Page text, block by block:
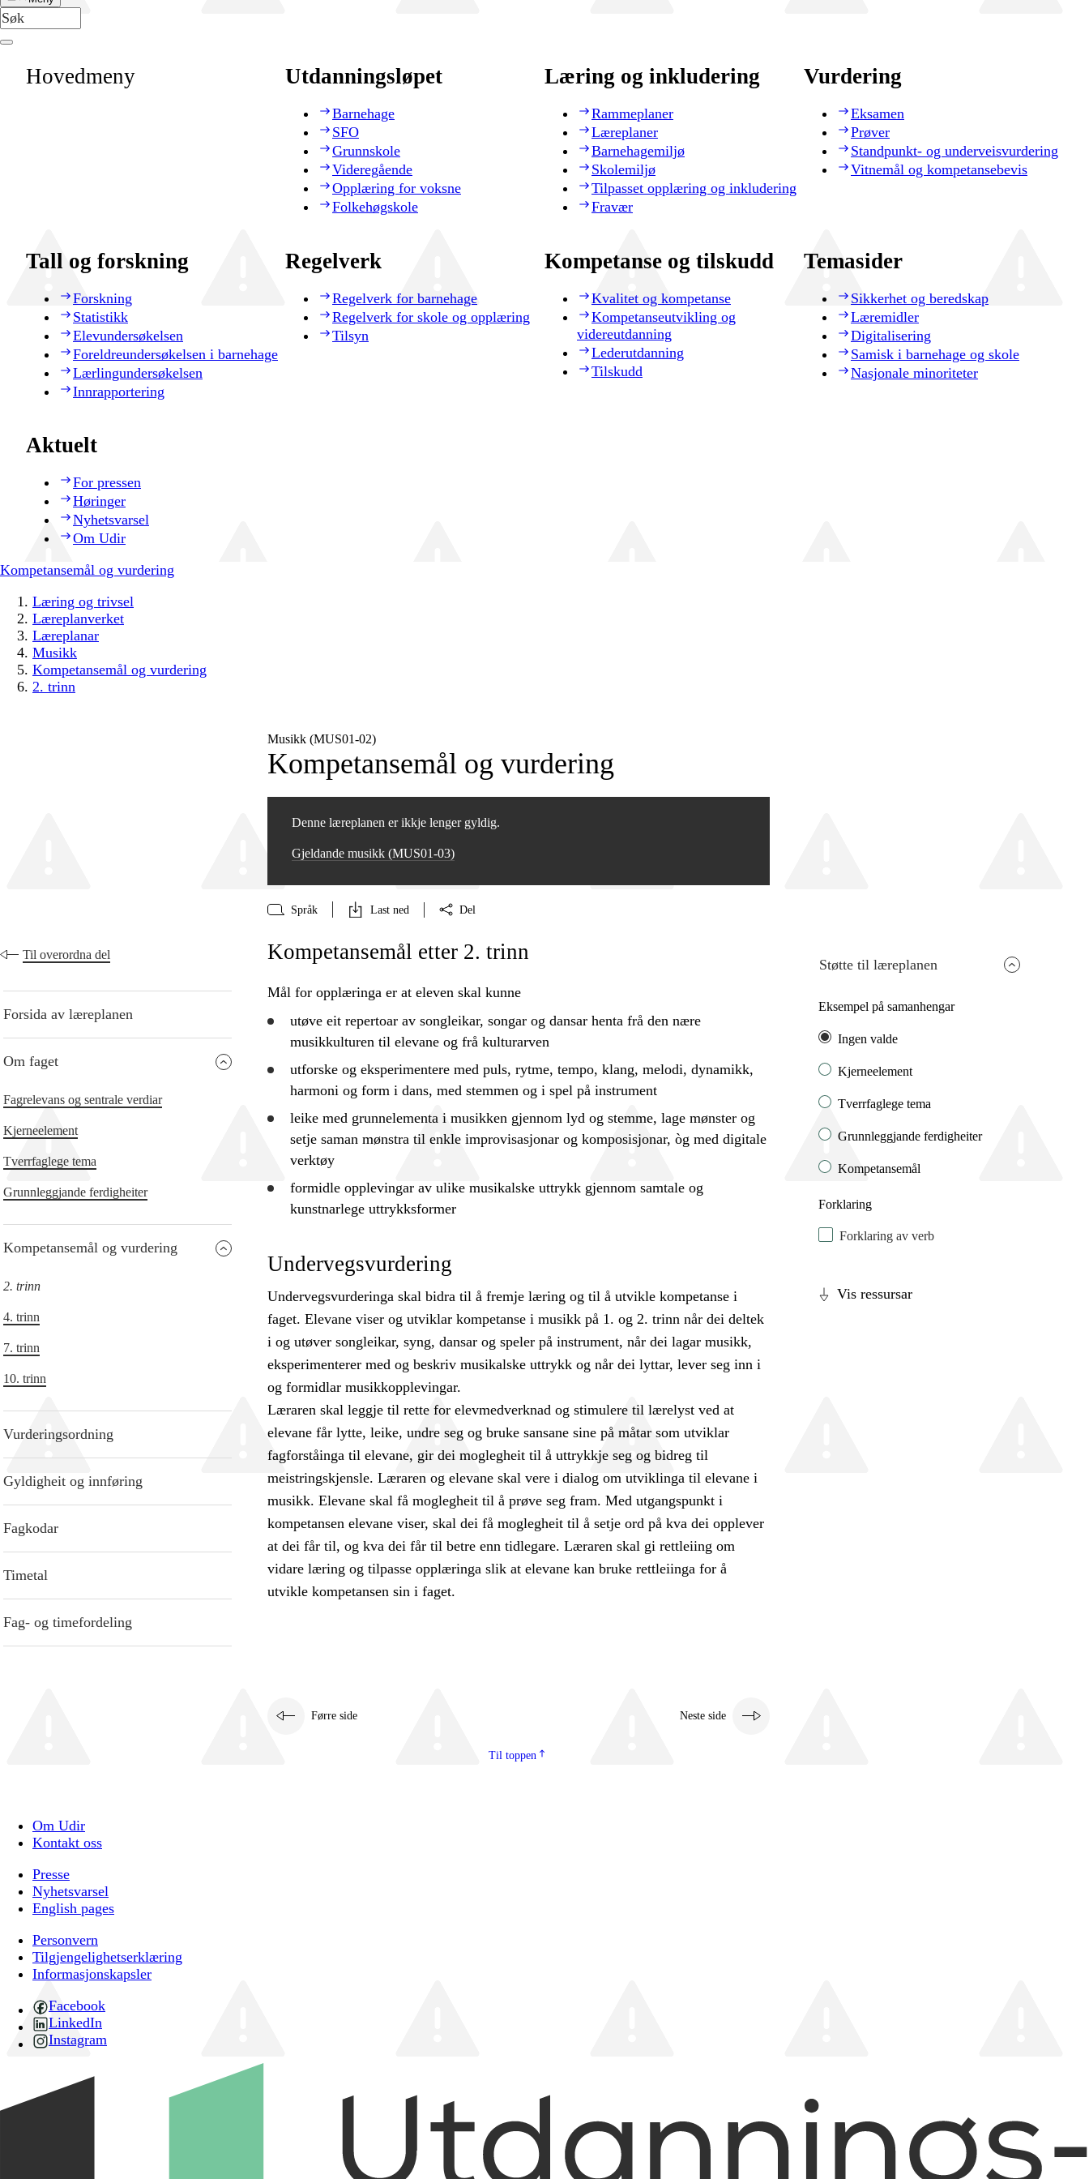
Hovedmeny Utdanningsløpet
Barnehage
SFO
Grunnskole
Videregående
Opplæring for voksne
Folkehøgskole
Læring og inkludering
Rammeplaner
Læreplaner
Barnehagemiljø
Skolemiljø
Tilpasset opplæring og inkludering
Fravær
Vurdering
Eksamen
Prøver
Standpunkt- og underveisvurdering
Vitnemål og kompetansebevis
Tall og forskning
Forskning
Statistikk
Elevundersøkelsen
Foreldreundersøkelsen i barnehage
Lærlingundersøkelsen
Innrapportering
Regelverk
Regelverk for barnehage
Regelverk for skole og opplæring
Tilsyn
Kompetanse og tilskudd
Kvalitet og kompetanse
Kompetanseutvikling og
videreutdanning
Lederutdanning
Tilskudd
Temasider
Sikkerhet og beredskap
Læremidler
Digitalisering
Samisk i barnehage og skole
Nasjonale minoriteter
Aktuelt
For pressen
Høringer
Nyhetsvarsel
Om Udir
Kompetansemål og vurdering
Læring og trivsel
Læreplanverket
Læreplanar
Musikk
Kompetansemål og vurdering
2. trinn
Musikk (MUS01‑02)
Kompetansemål og vurdering
Denne læreplanen er ikkje lenger gyldig.
Gjeldande musikk (MUS01‑03)
Språk Last ned Del
Til overordna del
Forsida av læreplanen
Om faget
Fagrelevans og sentrale verdiar
Kjerneelement
Tverrfaglege tema
Grunnleggjande ferdigheiter
Kompetansemål og vurdering
2. trinn
4. trinn
7. trinn
10. trinn
Vurderingsordning
Gyldigheit og innføring
Fagkodar
Timetal
Fag- og timefordeling
Støtte til læreplanen
Eksempel på samanhengar
Ingen valde
Kjerneelement
Tverrfaglege tema
Grunnleggjande ferdigheiter
Kompetansemål
Forklaring
Forklaring av verb
Vis ressursar
Kompetansemål etter 2. trinn
Mål for opplæringa er at eleven skal kunne
utøve eit repertoar av songleikar, songar og dansar henta frå den nære
musikkulturen til elevane og frå kulturarven
utforskeog eksperimentere med puls, rytme, tempo, klang, melodi, dynamikk,
harmoni og form i dans, med stemmen og i spel på instrument
leike med grunnelementa i musikken gjennom lyd og stemme, lage mønster og
setje saman mønstra til enkle improvisasjonar og komposisjonar, òg med digitale
verktøy
formidle opplevingar av ulike musikalske uttrykk gjennom samtale og
kunstnarlege uttrykksformer
Undervegsvurdering
Undervegsvurderinga skal bidra til å fremje læring og til å utvikle kompetanse i
faget. Elevane viser og utviklar kompetanse i musikk på 1. og 2. trinn når dei deltek
i og utøver songleikar, syng, dansar og speler på instrument, når dei lagar musikk,
eksperimenterer med og beskriv musikalske uttrykk og når dei lyttar, lever seg inn i
og formidlar musikkopplevingar.
Læraren skal leggje til rette for elevmedverknad og stimulere til lærelyst ved at
elevane får lytte, leike, undre seg og bruke sansane sine på måtar som utviklar
fagforståinga til elevane, gir dei moglegheit til å uttrykkje seg og bidreg til
meistringskjensle. Læraren og elevane skal vere i dialog om utviklinga til elevane i
musikk. Elevane skal få moglegheit til å prøve seg fram. Med utgangspunkt i
kompetansen elevane viser, skal dei få moglegheit til å setje ord på kva dei opplever
at dei får til, og kva dei får til betre enn tidlegare. Læraren skal gi rettleiing om
vidare læring og tilpasse opplæringa slik at elevane kan bruke rettleiinga for å
utvikle kompetansen sin i faget.
Førre side Neste side
Til toppen
Om Udir
Kontakt oss
Presse
Nyhetsvarsel
English pages
Personvern
Tilgjengelighetserklæring
Informasjonskapsler
Facebook
LinkedIn
Instagram